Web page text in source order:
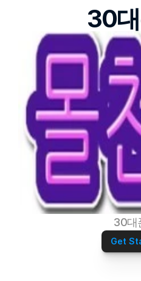
30
30대
Get